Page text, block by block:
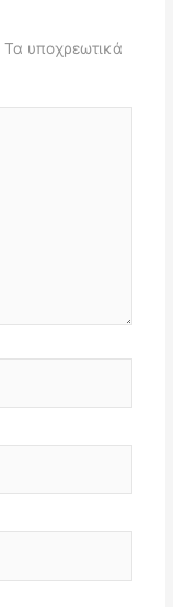
Τα υποχρεωτικά